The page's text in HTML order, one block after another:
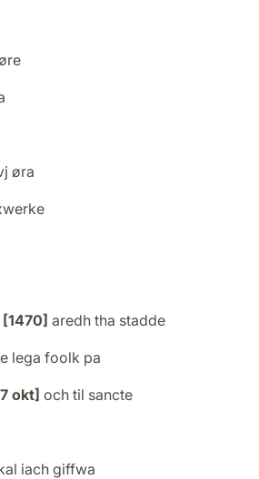
øra
[1470] aredh tha stadde
lega foolk pa
okt] och til sancte
iach giffwa